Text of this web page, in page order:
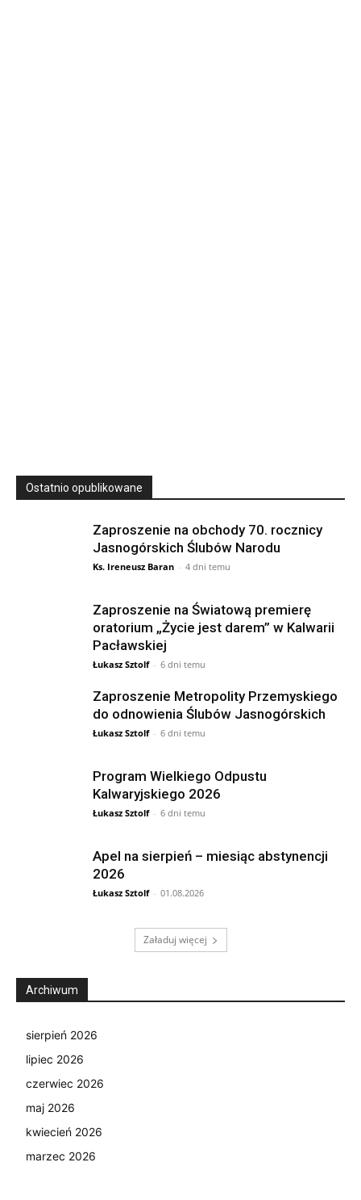
Ostatnio opublikowane
Zaproszenie na obchody 70. rocznicy
Jasnogórskich Ślubów Narodu
Ks. Ireneusz Baran - 4 dni temu
Zaproszenie na Światową premierę
oratorium „Życie jest darem” w Kalwarii
Pacławskiej
Łukasz Sztolf - 6 dni temu
Zaproszenie Metropolity Przemyskiego
do odnowienia Ślubów Jasnogórskich
Łukasz Sztolf - 6 dni temu
Program Wielkiego Odpustu
Kalwaryjskiego 2026
Łukasz Sztolf - 6 dni temu
Apel na sierpień – miesiąc abstynencji
2026
Łukasz Sztolf - 01.08.2026
Załaduj więcej
Archiwum
sierpień 2026
lipiec 2026
czerwiec 2026
maj 2026
kwiecień 2026
marzec 2026